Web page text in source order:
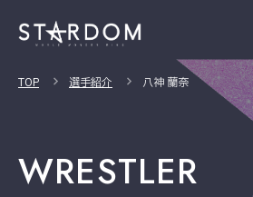
TOP 選手紹介 八神 蘭奈
WRESTLER